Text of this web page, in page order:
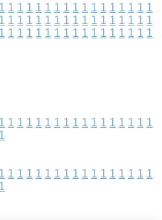
1 1 1 1 1 1 1 1 1 1 1 1 1 1 1 1 1
1 1 1 1 1 1 1 1 1 1 1 1 1 1 1 1 1
1 1 1 1 1 1 1 1 1 1 1 1 1 1 1 1 1
1 1 1 1 1 1 1 1 1 1 1 1 1 1 1 1 1
1
1 1 1 1 1 1 1 1 1 1 1 1 1 1 1 1 1
1